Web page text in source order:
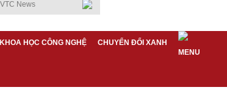
KHOA HỌC CÔNG NGHỆ CHUYỂN ĐỔI XANH